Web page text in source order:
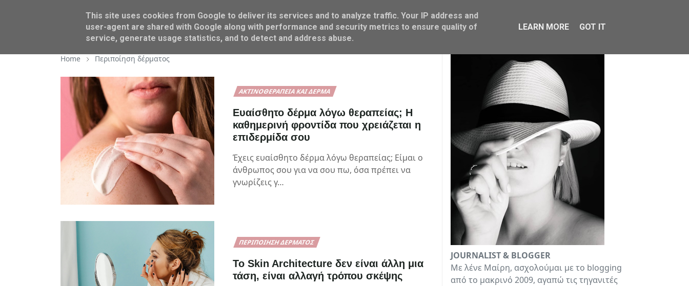
BEAUTY AROUND US ΜΑΜΑ & ΠΑΙΔΙFOOD & COOKM SHOP
Home Περιποίηση δέρματος
ΑΚΤΙΝΟΘΕΡΑΠΕΊΑ ΚΑΙ ΔΈΡΜΑ
Ευαίσθητο δέρμα λόγω θεραπείας; Η
καθημερινή φροντίδα που χρειάζεται η
επιδερμίδα σου
Έχεις ευαίσθητο δέρμα λόγω θεραπείας; Είμαι ο
άνθρωπος σου για να σου πω, όσα πρέπει να
γνωρίζεις γ…
ΠΕΡΙΠΟΊΗΣΗ ΔΈΡΜΑΤΟΣ
Το Skin Architecture δεν είναι άλλη μια
τάση, είναι αλλαγή τρόπου σκέψης
JOURNALIST & BLOGGER
Με λένε Μαίρη, ασχολούμαι με το blogging
από το μακρινό 2009, αγαπώ τις τηγανιτές
This site uses cookies from Google to deliver its services and to analyze traffic. Your IP address and
user-agent are shared with Google along with performance and security metrics to ensure quality of
service, generate usage statistics, and to detect and address abuse.
LEARN MORE GOT IT